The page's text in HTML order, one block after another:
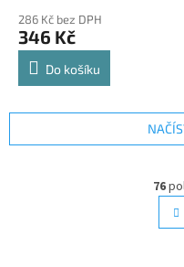
286 Kč bez DPH
346 Kč
Do košíku
76